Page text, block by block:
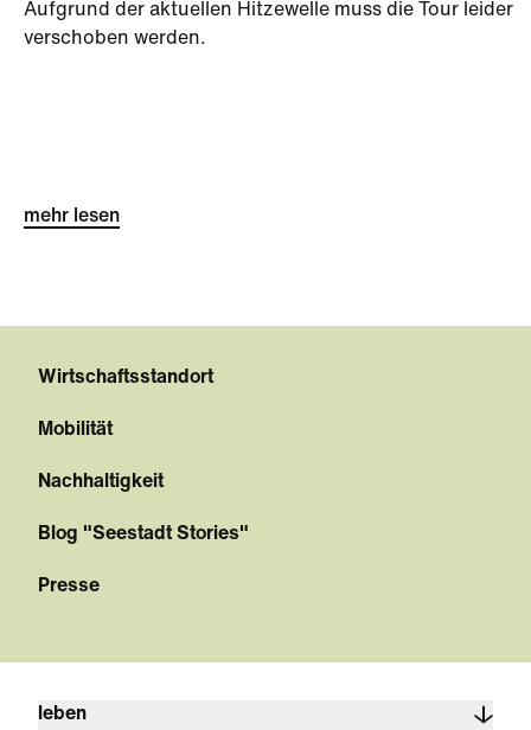
Aufgrund der aktuellen Hitzewelle muss die Tour leider
verschoben werden.
mehr lesen
Wirtschaftsstandort
Mobilität
Nachhaltigkeit
Blog "Seestadt Stories"
Presse
leben